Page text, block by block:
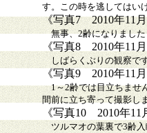
す。この時を逃してはい
《写真7 2010年11
無事、2齢になりました
《写真8 2010年11
しばらくぶりの観察で
《写真9 2010年11
1～2齢では目立ちません
間前に立ち寄って撮影し
《写真10 2010年11
ツルマオの葉裏で3齢入